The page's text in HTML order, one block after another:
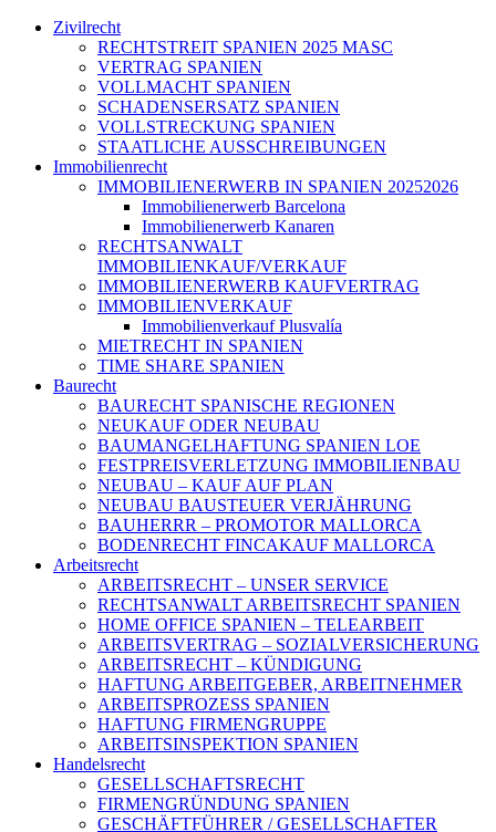
Zivilrecht
RECHTSTREIT SPANIEN 2025 MASC
VERTRAG SPANIEN
VOLLMACHT SPANIEN
SCHADENSERSATZ SPANIEN
VOLLSTRECKUNG SPANIEN
STAATLICHE AUSSCHREIBUNGEN
Immobilienrecht
IMMOBILIENERWERB IN SPANIEN 20252026
Immobilienerwerb Barcelona
Immobilienerwerb Kanaren
RECHTSANWALT
IMMOBILIENKAUF/VERKAUF
IMMOBILIENERWERB KAUFVERTRAG
IMMOBILIENVERKAUF
Immobilienverkauf Plusvalía
MIETRECHT IN SPANIEN
TIME SHARE SPANIEN
Baurecht
BAURECHT SPANISCHE REGIONEN
NEUKAUF ODER NEUBAU
BAUMANGELHAFTUNG SPANIEN LOE
FESTPREISVERLETZUNG IMMOBILIENBAU
NEUBAU – KAUF AUF PLAN
NEUBAU BAUSTEUER VERJÄHRUNG
BAUHERRR – PROMOTOR MALLORCA
BODENRECHT FINCAKAUF MALLORCA
Arbeitsrecht
ARBEITSRECHT – UNSER SERVICE
RECHTSANWALT ARBEITSRECHT SPANIEN
HOME OFFICE SPANIEN – TELEARBEIT
ARBEITSVERTRAG – SOZIALVERSICHERUNG
ARBEITSRECHT – KÜNDIGUNG
HAFTUNG ARBEITGEBER, ARBEITNEHMER
ARBEITSPROZESS SPANIEN
HAFTUNG FIRMENGRUPPE
ARBEITSINSPEKTION SPANIEN
Handelsrecht
GESELLSCHAFTSRECHT
FIRMENGRÜNDUNG SPANIEN
GESCHÄFTFÜHRER / GESELLSCHAFTER